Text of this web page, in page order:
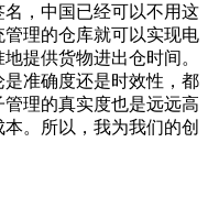
，中国已经可以不用这
理的仓库就可以实现电
提供货物进出仓时间。
准确度还是时效性，都
理的真实度也是远远高
。所以，我为我们的创